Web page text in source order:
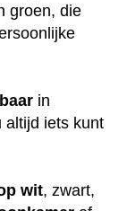
groen, die
in
altijd iets kunt
wit, zwart,